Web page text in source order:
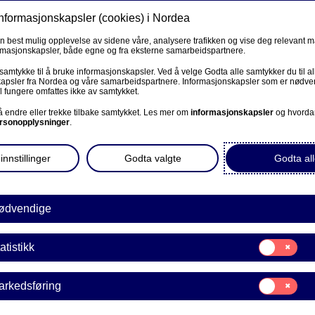
Privat
PRIVAT
Kontakt og meldinger
Nordea Investor (Stenges 1. november)
Investortjenester
Våre produkter Fagforbund
uten
daglige driften og kan
er viktigst for deg.
- enten du driver
bedrifter, eller har mer
(cookies) i Nordea
best mulig opplevelse av sidene våre, analysere trafikken og vise deg relevant
både egne og fra eksterne samarbeidspartnere.
til å bruke informasjonskapsler. Ved å velge Godta alle samtykker du til
fra Nordea og våre samarbeidspartnere. Informasjonskapsler som er
fungere omfattes ikke av samtykket.
endre eller trekke tilbake samtykket. Les mer om informasjonskapsler og
.
Godta
Godta valgte
Samtykke
til:
Statistikk
Samtykke
til:
Markedsføring